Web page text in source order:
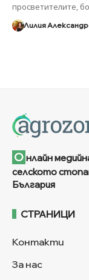
просветителите,
Лилия
О нлайн
селското
България
СТРАНИЦИ
Контакти
За нас